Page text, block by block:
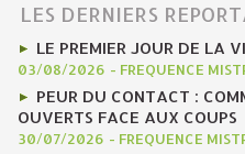
LES DERNIERS
LE PREMIER JOUR DE LA
03/08/2026 - FREQUENCE
PEUR DU CONTACT :
OUVERTS FACE AUX COUPS
30/07/2026 - FREQUENCE